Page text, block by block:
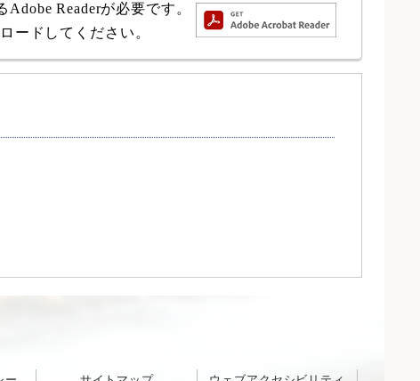
Readerが必要です。
ードしてください。